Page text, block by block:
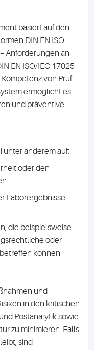
basiert auf den
DIN EN ISO
Anforderungen an
EN ISO/IEC 17025
von Prüf-
ermöglicht es
und präventive
unter anderem auf:
oder den
Laborergebnisse
die beispielsweise
oder
können
und
in den kritischen
Postanalytik sowie
zu minimieren. Falls
sind